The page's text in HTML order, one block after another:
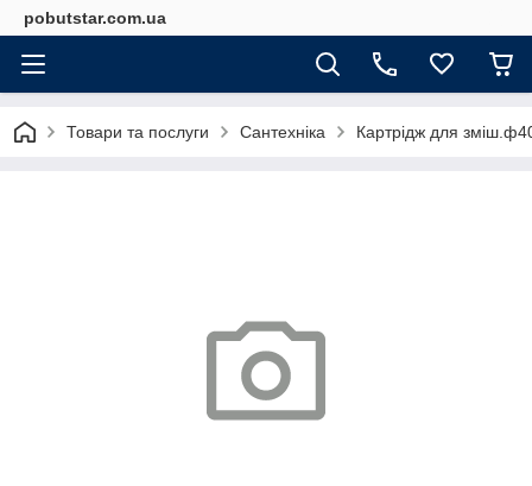
pobutstar.com.ua
Товари та послуги Сантехніка Картрідж для